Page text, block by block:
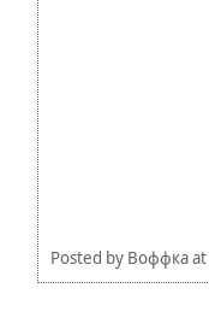
Posted by Воффкаat